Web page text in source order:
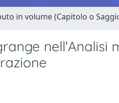
in volume (Capitolo o
nell'Analisi